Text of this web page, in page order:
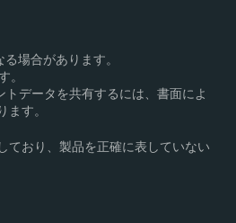
場合があります。
。
データを共有するには、書面によ
ます。
ており、製品を正確に表していない